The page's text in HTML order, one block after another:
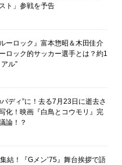
ト」参戦を予告
ーロック』富本惣昭＆木田佳介
ロック的サッカー選手とは？約1
ル”
ディ”に！去る7月23日に逝去さ
化！映画『白鳥とコウモリ』完
論！？
結！『Gメン’75』舞台挨拶で語